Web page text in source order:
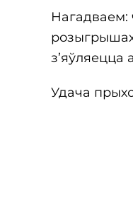
Нагадваем:
з’яўляецца
Удача